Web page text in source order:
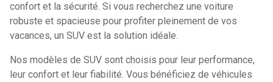
confort et la sécurité. Si vous recherchez une voiture
robuste et spacieuse pour profiter pleinement de vos
vacances, un SUV est la solution idéale.
Nos modèles de SUV sont choisis pour leur performance,
leur confort et leur fiabilité. Vous bénéficiez de véhicules